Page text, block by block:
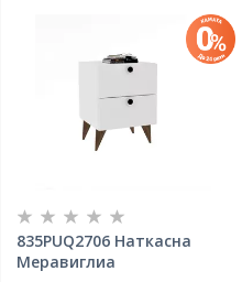
835PUQ2706 Наткасна
Меравиглиа